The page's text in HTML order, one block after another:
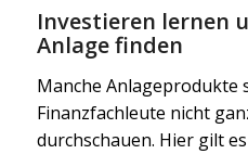
Investieren lernen
Anlage finden
Manche Anlageprodukte
Finanzfachleute nicht
durchschauen. Hier gilt